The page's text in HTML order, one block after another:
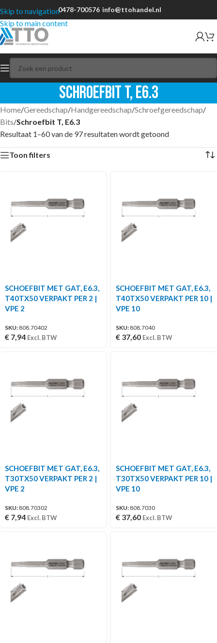
Skip to navigation
Skip to main content
0478-700576 info@ttohandel.nl
Schroefbit T, E6.3
Home/Gereedschap/Handgereedschap/Schroefgereedschap/
Bits/Schroefbit T, E6.3
Resultaat 1–60 van de 97 resultaten wordt getoond
Toon filters
SCHOEFBIT MET GAT, E6.3,
T40TX50 VERPAKT PER 2 |
VPE 2
SKU: 808.70402
€ 7,94 Excl. BTW
SCHOEFBIT MET GAT, E6.3,
T40TX50 VERPAKT PER 10 |
VPE 10
SKU: 808.7040
€ 37,60 Excl. BTW
SCHOEFBIT MET GAT, E6.3,
T30TX50 VERPAKT PER 2 |
VPE 2
SKU: 808.70302
€ 7,94 Excl. BTW
SCHOEFBIT MET GAT, E6.3,
T30TX50 VERPAKT PER 10 |
VPE 10
SKU: 808.7030
€ 37,60 Excl. BTW